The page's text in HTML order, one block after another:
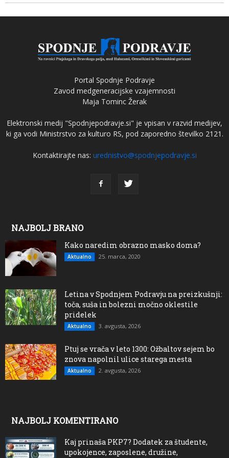
Portal Spodnje Podravje
Zavod medgeneracijske vzajemnosti
Maja Tominc Žerak
Elektronski medij "Spodnjepodravje.si" je vpisan v razvid medijev,
ki ga vodi Ministrstvo za kulturo RS, pod zaporedno številko 2121.
Kontaktirajte nas: urednistvo@spodnjepodravje.si
NAJBOLJ BRANO
Kako naredim obrazno masko doma?
Aktualno 25. marca, 2020
Letina v Spodnjem Podravju na preizkušnji:
toča, suša in bolezni močno oklestile
pridelek
Aktualno 3. avgusta, 2026
Ptuj se vrača v leto 1300: Ožbaltov sejem bo
znova napolnil ulice starega mesta
Aktualno 2. avgusta, 2026
NAJBOLJ KOMENTIRANO
Kaj prinaša PKP7? Dodatek za študente,
upokojence, zaposlene, družine,